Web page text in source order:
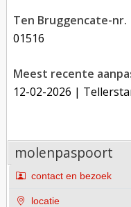
Ten Bruggencate-nr.
01516
Meest recente
12-02-2026 |
molenpaspoort
contact en bezoek
locatie